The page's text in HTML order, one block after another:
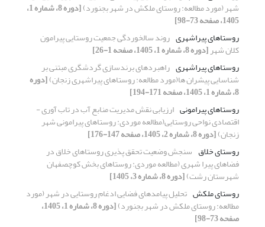
شهر (مورد مطالعه: روستای ملکش در شهر بجنورد) [دوره 8، شماره 1،
1405، صفحه 73-98]
روستاهای پیراشهری روند سالخوردگی جمعیت روستایی پیرامون
کلان شهر[دوره 8، شماره 1، 1405، صفحه 1-26]
روستاهای پیراشهری راهبرد‌های برندسازی گردشگری مبتنی بر
شناسایی پیشران ها(مورد مطالعه: روستاهای پیراشهری زنجان)[دوره
8، شماره 1، 1405، صفحه 171-194]
روستاهای پیرامونی ارزیابی نقش مدیریت منابع­ آب در تاب ­آوری ­
اقتصادی نواحی­ روستایی(مطالعه موردی: روستاهای­ پیرامونی شهر
زنجان)[دوره 8، شماره 2، 1405، صفحه 147-176]
روستای خلاق سنجش وضعیت تحقق پذیری روستاهای خلاق در
فضاهای پیرا شهری (مطالعه موردی: روستاهای بخش کوچصفهان
شهرستان رشت)[دوره 8، شماره 3، 1405]
روستای ملکش تحلیل پیامدهای فضایی ادغام روستایی در شهر (مورد
مطالعه: روستای ملکش در شهر بجنورد) [دوره 8، شماره 1، 1405،
صفحه 73-98]